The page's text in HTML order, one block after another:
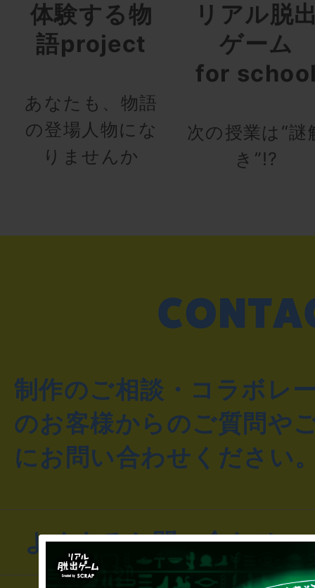
体験する物
語project
あなたも、物語
の登場人物にな
りませんか
リアル脱
ゲーム
for
次の授業は“謎
き”!?
制作のご相談・コラボレ
のお客様からのご質問や
にお問い合わせください
よくあるお問い合わせ